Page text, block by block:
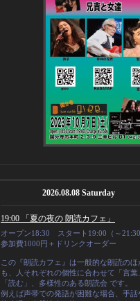
2026.08.08 Saturday
19:00 「夏の夜の 朗読カフェ」
オープン18:30 スタート19:00（～
参加費1000円＋ドリンクオーダー
この『朗読カフェ』は一般的な朗読のほ
も、人それぞれの個性に合わせて「言葉
「読む」、多様性のある朗読会 です。
例えば声帯での発語が困難な場合、手話